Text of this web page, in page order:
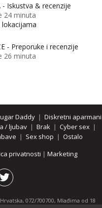
- Iskustva & recenzije
24 minuta
- Preporuke i recenzije
26 minuta
Daddy| Diskretni aparmani
/ ljubav | Brak | Cyber sex |
| Sex shop | Ostalo
privatnosti | Marketing
072/700700, Mlađima od 18